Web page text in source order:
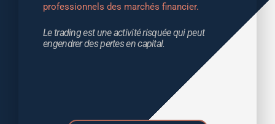
professionnels des marchés financier.
Le trading est une activité risquée qui peut
engendrer des pertes en capital.